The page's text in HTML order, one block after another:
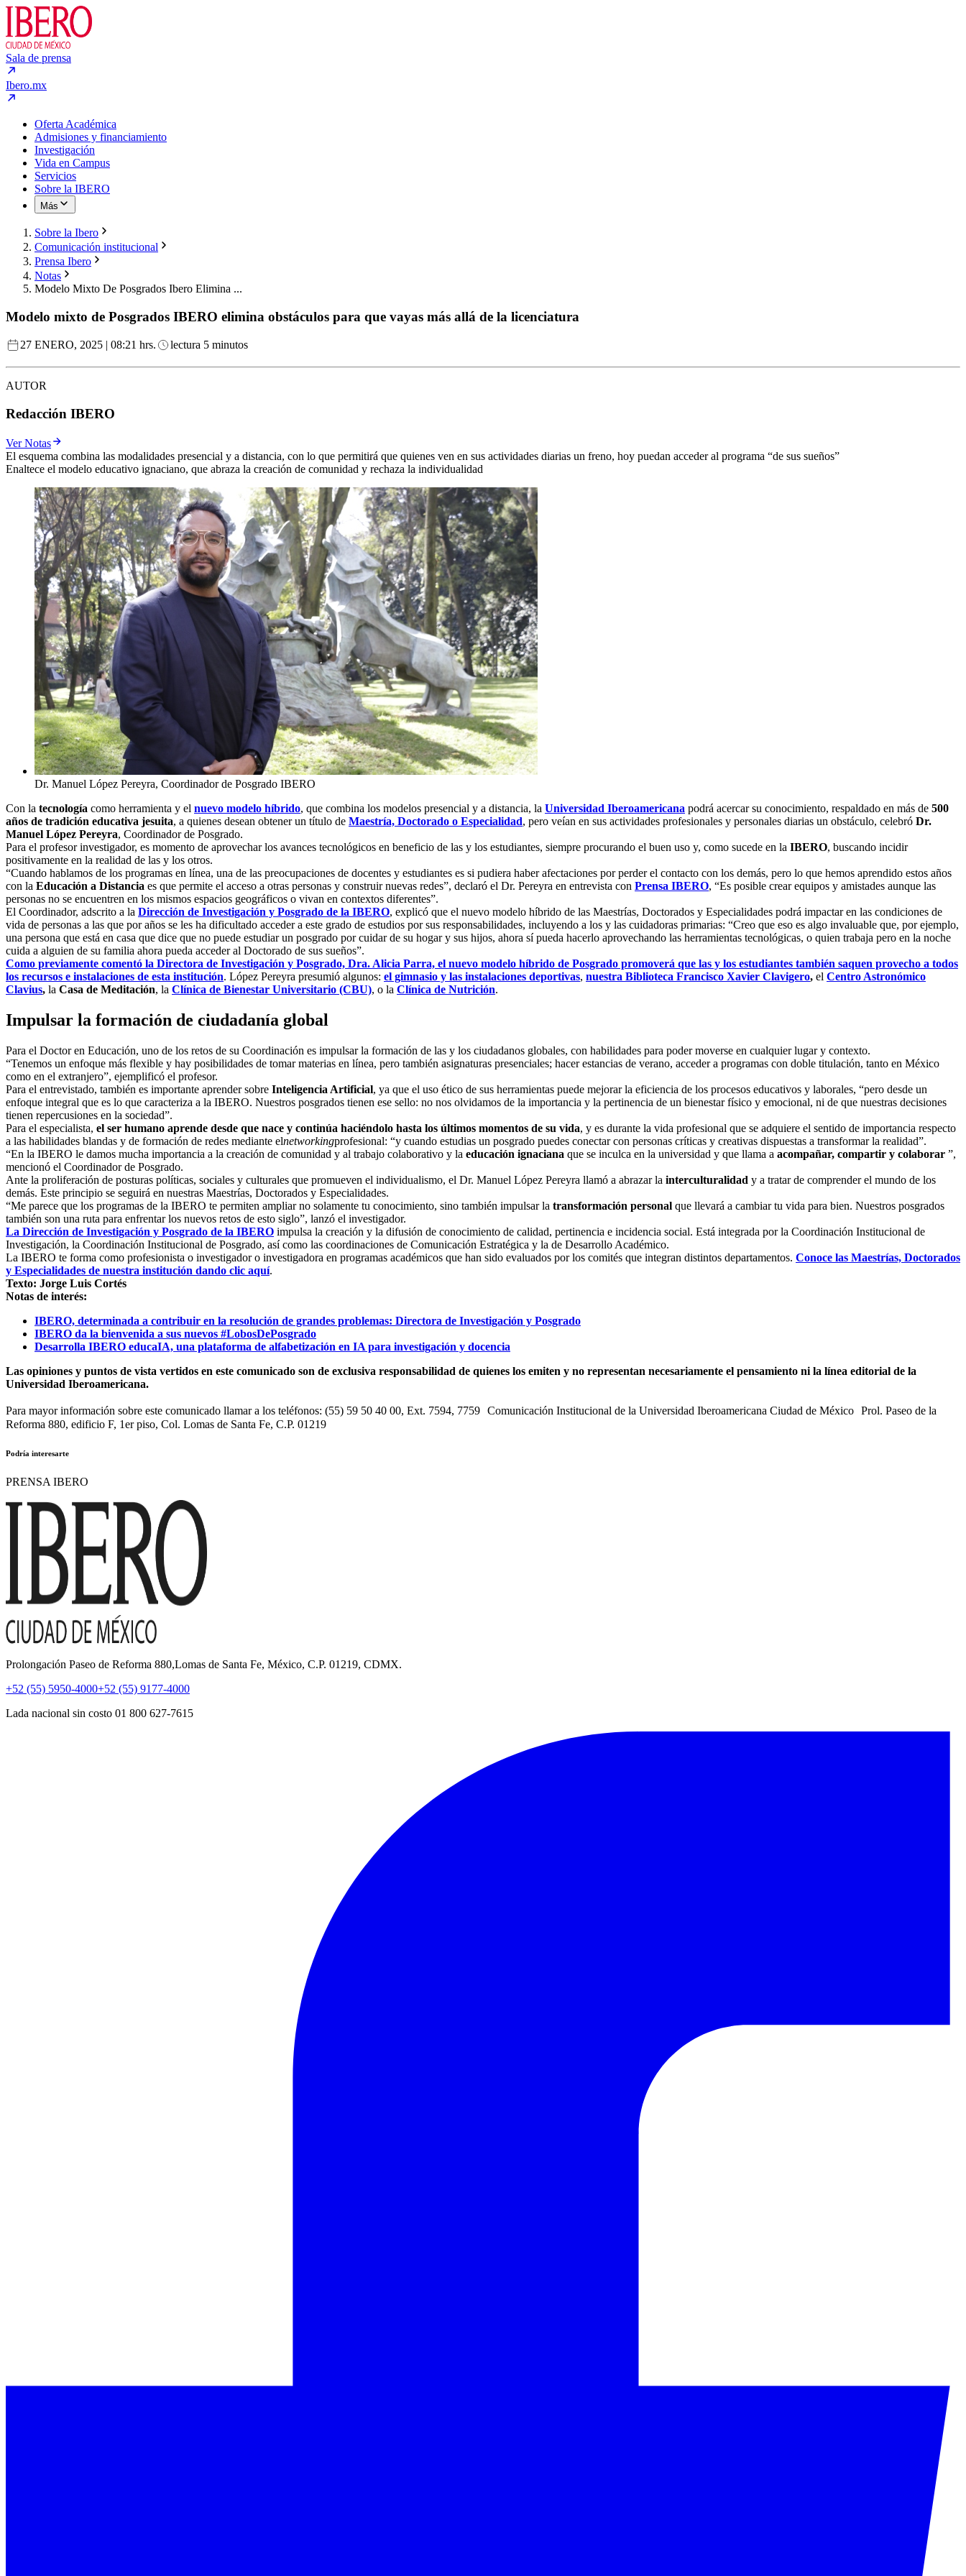
Sala de prensa
Ibero.mx
Oferta Académica
Admisiones y financiamiento
Investigación
Vida en Campus
Servicios
Sobre la IBERO
Más
Sobre la Ibero
Comunicación institucional
Prensa Ibero
Notas
Modelo Mixto De Posgrados Ibero Elimina ...
Modelo mixto de Posgrados IBERO elimina obstáculos para que vayas más allá de la licenciatura
27 ENERO, 2025 | 08:21 hrs. lectura 5 minutos
AUTOR
Redacción IBERO
Ver Notas
El esquema combina las modalidades presencial y a distancia, con lo que permitirá que quienes ven en sus actividades diarias un freno, hoy puedan acceder al programa “de sus sueños”
Enaltece el modelo educativo ignaciano, que abraza la creación de comunidad y rechaza la individualidad
Dr. Manuel López Pereyra, Coordinador de Posgrado IBERO
Con la tecnología como herramienta y el nuevo modelo híbrido, que combina los modelos presencial y a distancia, la Universidad Iberoamericana podrá acercar su conocimiento, respaldado en más de 500
años de tradición educativa jesuita, a quienes desean obtener un título de Maestría, Doctorado o Especialidad, pero veían en sus actividades profesionales y personales diarias un obstáculo, celebró Dr.
Manuel López Pereyra, Coordinador de Posgrado.
Para el profesor investigador, es momento de aprovechar los avances tecnológicos en beneficio de las y los estudiantes, siempre procurando el buen uso y, como sucede en la IBERO, buscando incidir
positivamente en la realidad de las y los otros.
“Cuando hablamos de los programas en línea, una de las preocupaciones de docentes y estudiantes es si pudiera haber afectaciones por perder el contacto con los demás, pero lo que hemos aprendido estos años
con la Educación a Distancia es que permite el acceso a otras personas y construir nuevas redes”, declaró el Dr. Pereyra en entrevista con Prensa IBERO, “Es posible crear equipos y amistades aunque las
personas no se encuentren en los mismos espacios geográficos o vivan en contextos diferentes”.
El Coordinador, adscrito a la Dirección de Investigación y Posgrado de la IBERO, explicó que el nuevo modelo híbrido de las Maestrías, Doctorados y Especialidades podrá impactar en las condiciones de
vida de personas a las que por años se les ha dificultado acceder a este grado de estudios por sus responsabilidades, incluyendo a los y las cuidadoras primarias: “Creo que eso es algo invaluable que, por ejemplo,
una persona que está en casa que dice que no puede estudiar un posgrado por cuidar de su hogar y sus hijos, ahora sí pueda hacerlo aprovechando las herramientas tecnológicas, o quien trabaja pero en la noche
cuida a alguien de su familia ahora pueda acceder al Doctorado de sus sueños”.
Como previamente comentó la Directora de Investigación y Posgrado, Dra. Alicia Parra, el nuevo modelo híbrido de Posgrado promoverá que las y los estudiantes también saquen provecho a todos
los recursos e instalaciones de esta institución. López Pereyra presumió algunos: el gimnasio y las instalaciones deportivas, nuestra Biblioteca Francisco Xavier Clavigero, el Centro Astronómico
Clavius, la Casa de Meditación, la Clínica de Bienestar Universitario (CBU), o la Clínica de Nutrición.
Impulsar la formación de ciudadanía global
Para el Doctor en Educación, uno de los retos de su Coordinación es impulsar la formación de las y los ciudadanos globales, con habilidades para poder moverse en cualquier lugar y contexto.
“Tenemos un enfoque más flexible y hay posibilidades de tomar materias en línea, pero también asignaturas presenciales; hacer estancias de verano, acceder a programas con doble titulación, tanto en México
como en el extranjero”, ejemplificó el profesor.
Para el entrevistado, también es importante aprender sobre Inteligencia Artificial, ya que el uso ético de sus herramientas puede mejorar la eficiencia de los procesos educativos y laborales, “pero desde un
enfoque integral que es lo que caracteriza a la IBERO. Nuestros posgrados tienen ese sello: no nos olvidamos de la importancia y la pertinencia de un bienestar físico y emocional, ni de que nuestras decisiones
tienen repercusiones en la sociedad”.
Para el especialista, el ser humano aprende desde que nace y continúa haciéndolo hasta los últimos momentos de su vida, y es durante la vida profesional que se adquiere el sentido de importancia respecto
a las habilidades blandas y de formación de redes mediante elnetworkingprofesional: “y cuando estudias un posgrado puedes conectar con personas críticas y creativas dispuestas a transformar la realidad”.
“En la IBERO le damos mucha importancia a la creación de comunidad y al trabajo colaborativo y la educación ignaciana que se inculca en la universidad y que llama a acompañar, compartir y colaborar ”,
mencionó el Coordinador de Posgrado.
Ante la proliferación de posturas políticas, sociales y culturales que promueven el individualismo, el Dr. Manuel López Pereyra llamó a abrazar la interculturalidad y a tratar de comprender el mundo de los
demás. Este principio se seguirá en nuestras Maestrías, Doctorados y Especialidades.
“Me parece que los programas de la IBERO te permiten ampliar no solamente tu conocimiento, sino también impulsar la transformación personal que llevará a cambiar tu vida para bien. Nuestros posgrados
también son una ruta para enfrentar los nuevos retos de esto siglo”, lanzó el investigador.
La Dirección de Investigación y Posgrado de la IBERO impulsa la creación y la difusión de conocimiento de calidad, pertinencia e incidencia social. Está integrada por la Coordinación Institucional de
Investigación, la Coordinación Institucional de Posgrado, así como las coordinaciones de Comunicación Estratégica y la de Desarrollo Académico.
La IBERO te forma como profesionista o investigador o investigadora en programas académicos que han sido evaluados por los comités que integran distintos departamentos. Conoce las Maestrías, Doctorados
y Especialidades de nuestra institución dando clic aquí.
Texto: Jorge Luis Cortés
Notas de interés:
IBERO, determinada a contribuir en la resolución de grandes problemas: Directora de Investigación y Posgrado
IBERO da la bienvenida a sus nuevos #LobosDePosgrado
Desarrolla IBERO educaIA, una plataforma de alfabetización en IA para investigación y docencia
Las opiniones y puntos de vista vertidos en este comunicado son de exclusiva responsabilidad de quienes los emiten y no representan necesariamente el pensamiento ni la línea editorial de la
Universidad Iberoamericana.
Para mayor información sobre este comunicado llamar a los teléfonos: (55) 59 50 40 00, Ext. 7594, 7759 Comunicación Institucional de la Universidad Iberoamericana Ciudad de México Prol. Paseo de la
Reforma 880, edificio F, 1er piso, Col. Lomas de Santa Fe, C.P. 01219
Podría interesarte
PRENSA IBERO
Prolongación Paseo de Reforma 880,Lomas de Santa Fe, México, C.P. 01219, CDMX.
+52 (55) 5950-4000+52 (55) 9177-4000
Lada nacional sin costo 01 800 627-7615